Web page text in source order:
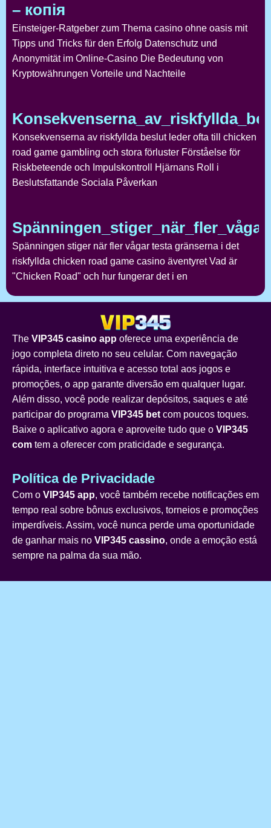
– копія
Einsteiger-Ratgeber zum Thema casino ohne oasis mit
Tipps und Tricks für den Erfolg Datenschutz und
Anonymität im Online-Casino Die Bedeutung von
Kryptowährungen Vorteile und Nachteile
Konsekvenserna av riskfyllda beslut leder ofta till chicken
road game gambling och stora förluster Förståelse för
Riskbeteende och Impulskontroll Hjärnans Roll i
Beslutsfattande Sociala Påverkan
Spänningen stiger när fler vågar testa gränserna i det
riskfyllda chicken road game casino äventyret Vad är
"Chicken Road" och hur fungerar det i en
The VIP345 casino app oferece uma experiência de
jogo completa direto no seu celular. Com navegação
rápida, interface intuitiva e acesso total aos jogos e
promoções, o app garante diversão em qualquer lugar.
Além disso, você pode realizar depósitos, saques e até
participar do programa VIP345 bet com poucos toques.
Baixe o aplicativo agora e aproveite tudo que o VIP345
com tem a oferecer com praticidade e segurança.
Política de Privacidade
Com o VIP345 app, você também recebe notificações em
tempo real sobre bônus exclusivos, torneios e promoções
imperdíveis. Assim, você nunca perde uma oportunidade
de ganhar mais no VIP345 cassino, onde a emoção está
sempre na palma da sua mão.